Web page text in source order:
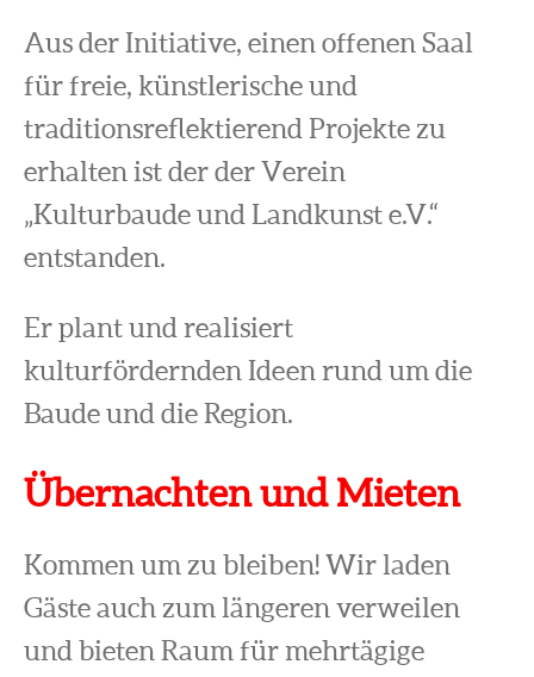
Aus der Initiative, einen offenen Saal
für freie, künstlerische und
traditionsreflektierend Projekte zu
erhalten ist der der Verein
„Kulturbaude und Landkunst e.V.“
entstanden.
Er plant und realisiert
kulturfördernden Ideen rund um die
Baude und die Region.
Übernachten und Mieten
Kommen um zu bleiben! Wir laden
Gäste auch zum längeren verweilen
und bieten Raum für mehrtägige